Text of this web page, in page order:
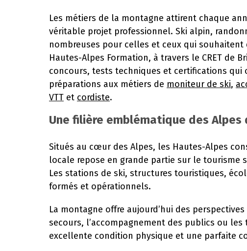
Les métiers de la montagne attirent chaque
véritable projet professionnel. Ski alpin,
nombreuses pour celles et ceux qui
Hautes-Alpes Formation, à travers le CRET de
concours, tests techniques et certifications
préparations aux métiers de moniteur de ski,
VTT et cordiste.
Une filière emblématique des Alpes
Situés au cœur des Alpes, les Hautes-Alpes
locale repose en grande partie sur le tourisme
Les stations de ski, structures touristiques,
formés et opérationnels.
La montagne offre aujourd’hui des
secours, l’accompagnement des publics ou
excellente condition physique et une parfaite